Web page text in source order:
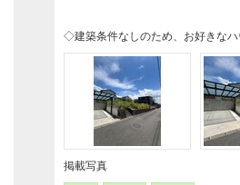
◇建築条件なしのため、お好きな
掲載写真